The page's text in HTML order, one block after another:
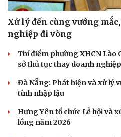
Văn hóa
Sân khấu - Điện ảnh
Âm nhạc
Di sản
Xử lý đến cùng vướng
nghiệp đi vòng
Thí điểm phường XHCN Lào
sở thủ tục thay doanh nghiệp
Đà Nẵng: Phát hiện và xử lý
tính nhập lậu
Hưng Yên tổ chức Lễ hội và
lồng năm 2026